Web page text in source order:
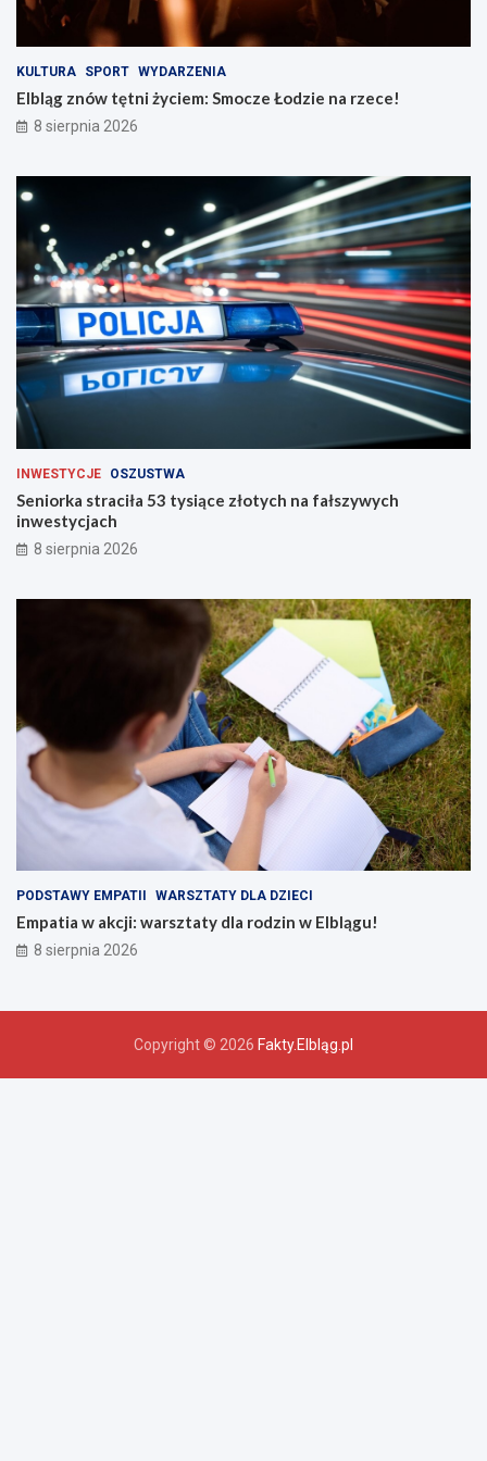
i
n
d
r
a
c
e
e
!
KULTURA SPORT WYDARZENIA
Elbląg znów tętni życiem: Smocze Łodzie na rzece!
8 sierpnia 2026
INWESTYCJE OSZUSTWA
Seniorka straciła 53 tysiące złotych na fałszywych
inwestycjach
8 sierpnia 2026
PODSTAWY EMPATII WARSZTATY DLA DZIECI
Empatia w akcji: warsztaty dla rodzin w Elblągu!
8 sierpnia 2026
Copyright © 2026 Fakty.Elbląg.pl